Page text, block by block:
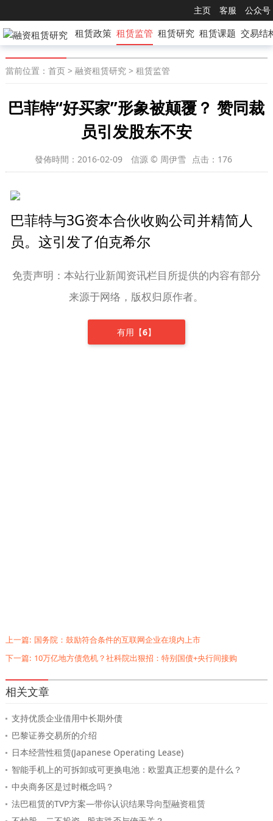
主页 客服 公众号
租赁政策 租赁监管 租赁研究 租赁课题 交易结
當前位置： 首页> 融资租赁研究> 租赁监管
巴菲特“好买家”形象被颠覆？ 赞同裁
员引发股东不安
發佈時間：2016-02-09 信源 © 周伊雪 点击： 176
巴菲特与3G资本合伙收购公司并精简人
员。这引发了伯克希尔
免责声明：本站行业新闻资讯栏目所提供的内容有部分
来源于网络，版权归原作者。
有用【6】
上一篇: 国务院：鼓励符合条件的互联网企业在境内上市
下一篇: 10万亿地方债危机？社科院出狠招：特别国债+央行间接购
相关文章
支持优质企业借用中长期外债
巴黎证券交易所的介绍
日本经营性租赁(Japanese Operating Lease)
智能手机上的可拆卸或可更换电池：欧盟真正想要的是什么？
中央商务区是过时概念吗？
法巴租赁的TVP方案—带你认识结果导向型融资租赁